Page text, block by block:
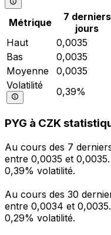
Métrique
7 derniers
jours
Haut
0,0035
Bas
0,0035
Moyenne
0,0035
Volatilité
0,39%
PYG à CZK
Au cours des 7
entre 0,0035 et
0,39% volatilité.
Au cours des 30
entre 0,0034 et
0,29% volatilité.